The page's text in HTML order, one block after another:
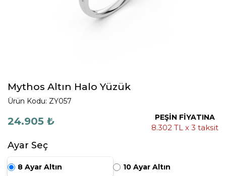
Mythos Altın Halo Yüzük
Ürün Kodu: ZY057
24.905 ₺ PEŞİN FİYATINA
8.302 TL x 3 taksit
Ayar Seç
8 Ayar Altın 10 Ayar Altın